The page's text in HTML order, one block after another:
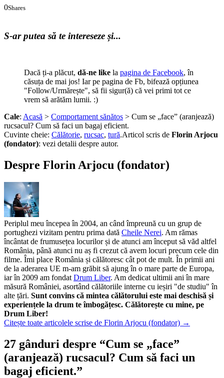
0Shares
S-ar putea să te intereseze și...
Dacă ți-a plăcut, dă-ne like la pagina de Facebook, în
căsuța de mai jos! Iar pe pagina de Fb, bifează opțiunea
"Follow/Urmărește", să fii sigur(ă) că vei primi tot ce
vrem să arătăm lumii. :)
Cale: Acasă > Comportament sănătos > Cum se „face” (aranjează)
rucsacul? Cum să faci un bagaj eficient.
Cuvinte cheie: Călătorie, rucsac, tură.Articol scris de Florin Arjocu
(fondator): vezi detalii despre autor.
Despre Florin Arjocu (fondator)
Periplul meu începea în 2004, an când împreună cu un grup de
portughezi vizitam pentru prima dată Cheile Nerei. Am rămas
încântat de frumusețea locurilor și de atunci am început să văd altfel
România, până atunci nu aș fi crezut că avem locuri precum cele din
filme. Îmi place România și călătoresc cât pot de mult. În primii ani
de la aderarea UE m-am grăbit să ajung în o mare parte de Europa,
iar în 2009 am fondat Drum Liber. Am dedicat ultimii ani în mare
măsură României, asortând călătoriile interne cu ieșiri "de studiu" în
alte țări. Sunt convins că mintea călătorului este mai deschisă și
experiențele la drum te îmbogățesc. Călătorește cu mine, pe
Drum Liber!
Citește toate articolele scrise de Florin Arjocu (fondator) →
27 gânduri despre “Cum se „face”
(aranjează) rucsacul? Cum să faci un
bagaj eficient.”